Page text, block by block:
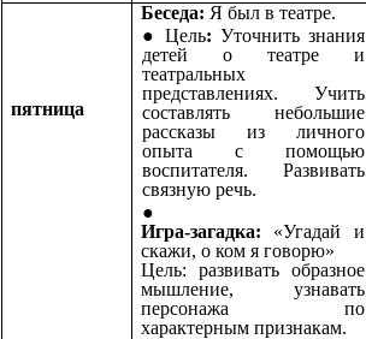
пятница
Беседа: Я был в театре.
Цель: Уточнить знания
детей о театре и
театральных
представлениях. Учить
составлять небольшие
рассказы из личного
опыта с помощью
воспитателя. Развивать
связную речь.
Игра-загадка: «Угадай и
скажи, о ком я говорю»
Цель: развивать образное
мышление, узнавать
персонажа по
характерным признакам.